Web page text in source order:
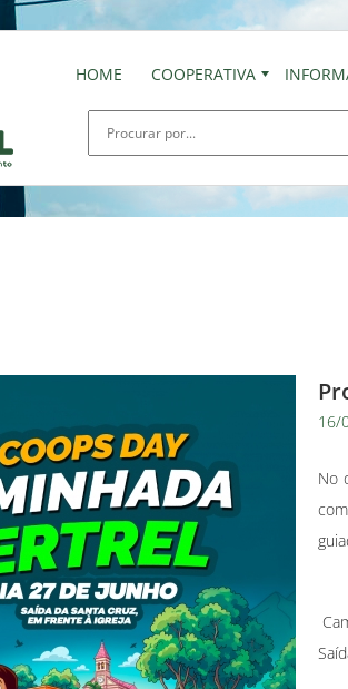
COOPERATIVA
HOME
16/
No